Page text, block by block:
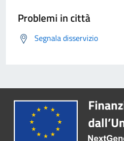
Problemi in città
Segnala disservizio